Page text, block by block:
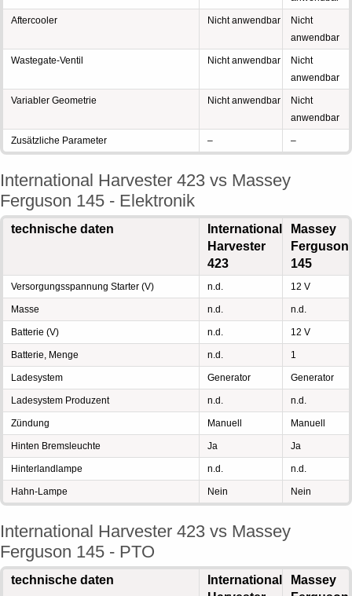
Aftercooler Nicht anwendbar
Nicht
anwendbar
Wastegate-Ventil Nicht anwendbar
Nicht
anwendbar
Variabler Geometrie Nicht anwendbar
Nicht
anwendbar
Zusätzliche Parameter – –
International Harvester 423 vs Massey
Ferguson 145 - Elektronik
technische daten
International
Harvester
423
Massey
Ferguson
145
Versorgungsspannung Starter (V) n.d. 12 V
Masse n.d. n.d.
Batterie (V) n.d. 12 V
Batterie, Menge n.d. 1
Ladesystem Generator Generator
Ladesystem Produzent n.d. n.d.
Zündung Manuell Manuell
Hinten Bremsleuchte Ja Ja
Hinterlandlampe n.d. n.d.
Hahn-Lampe Nein Nein
International Harvester 423 vs Massey
Ferguson 145 - PTO
technische daten
International
Massey